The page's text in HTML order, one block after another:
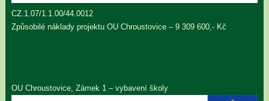
CZ.1.07/1.1.00/44.0012
Způsobilé náklady projektu OU Chroustovice – 9 309 600,- Kč
OU Chroustovice, Zámek 1 – vybavení školy